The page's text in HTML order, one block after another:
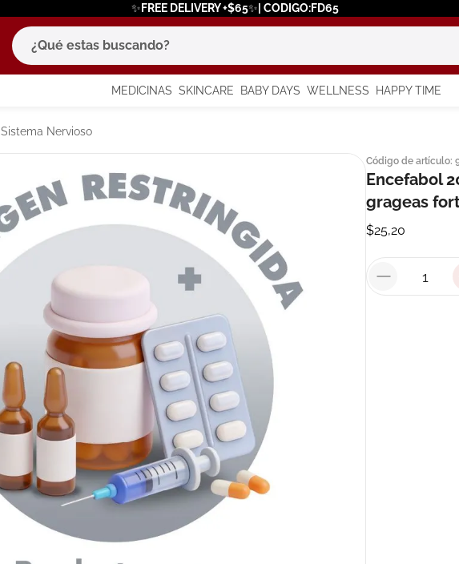
✨FREE DELIVERY +$65✨| CODIGO:FD65
¿Qué estas buscando?
MEDICINAS SKINCARE BABY DAYS WELLNESS HAPPY TIME
Sistema Nervioso
Código de artículo:
Encefabol
grageas
$25,20
términos más buscados
1. eucerin
3. bioderma
7.
. roche posay
9. megacistin
10 pañales